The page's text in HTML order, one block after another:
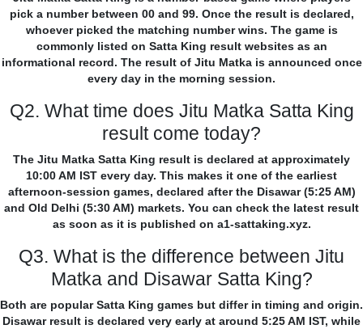
pick a number between 00 and 99. Once the result is declared,
whoever picked the matching number wins. The game is
commonly listed on Satta King result websites as an
informational record. The result of Jitu Matka is announced once
every day in the morning session.
Q2. What time does Jitu Matka Satta King
result come today?
The Jitu Matka Satta King result is declared at approximately
10:00 AM IST every day. This makes it one of the earliest
afternoon-session games, declared after the Disawar (5:25 AM)
and Old Delhi (5:30 AM) markets. You can check the latest result
as soon as it is published on a1-sattaking.xyz.
Q3. What is the difference between Jitu
Matka and Disawar Satta King?
Both are popular Satta King games but differ in timing and origin.
Disawar result is declared very early at around 5:25 AM IST, while